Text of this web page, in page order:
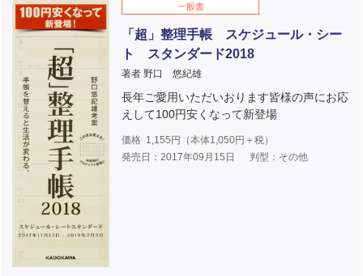
一般書
「超」整理手帳 スケジュール・シー
ト スタンダード2018
著者 野口 悠紀雄
長年ご愛用いただいおります皆様の声にお応
えして100円安くなって新登場
価格 1,155 円（本体1,050円＋税）
発売日：2017年09月15日
判型：その他